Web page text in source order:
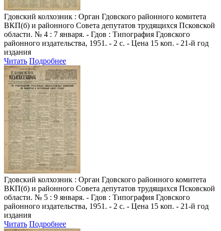
Гдовский колхозник : Орган Гдовского районного комитета
ВКП(б) и районного Совета депутатов трудящихся Псковской
области. № 4 : 7 января. - Гдов : Типография Гдовского
районного издательства, 1951. - 2 с. - Цена 15 коп. - 21-й год
издания
Читать Подробнее
Гдовский колхозник : Орган Гдовского районного комитета
ВКП(б) и районного Совета депутатов трудящихся Псковской
области. № 5 : 9 января. - Гдов : Типография Гдовского
районного издательства, 1951. - 2 с. - Цена 15 коп. - 21-й год
издания
Читать Подробнее